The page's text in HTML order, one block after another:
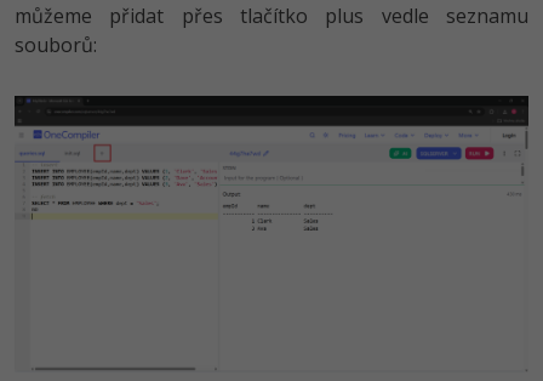
můžeme přidat přes tlačítko plus vedle seznamu
souborů: